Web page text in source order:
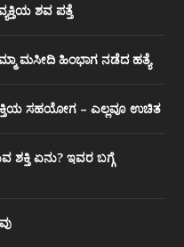
ಶವ ಪತ್ತೆ
ಮಸೀದಿ ಹಿಂಭಾಗ ನಡೆದ ಹತ್ಯೆ
ಸಹಯೋಗ – ಎಲ್ಲವೂ ಉಚಿತ
ಶಕ್ತಿ ಏನು? ಇವರ ಬಗ್ಗೆ